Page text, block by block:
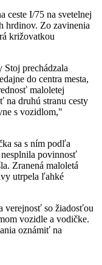
ceste I/75 na svetelnej
hrdinov. Zo zavinenia
križovatkou
Stoj prechádzala
do centra mesta,
maloletej
na druhú stranu cesty
s vozidlom,"
sa s ním podľa
povinnosť
Zranená maloletá
utrpela ľahké
verejnosť so žiadosťou
vozidle a vodičke.
oznámiť na